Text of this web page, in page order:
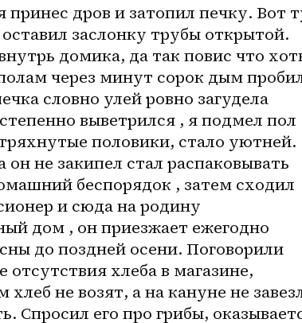
принес дров и затопил печку. Вот
оставил заслонку трубы открытой.
домика, да так повис что
через минут сорок дым
словно улей ровно загудела
выветрился , я подмел пол
половики, стало уютней.
не закипел стал распаковывать
беспорядок , затем сходил
и сюда на родину
дом , он приезжает ежегодно
до поздней осени. Поговорили
отсутствия хлеба в магазине,
не возят, а на кануне не
Спросил его про грибы,